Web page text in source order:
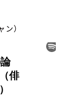
」
）